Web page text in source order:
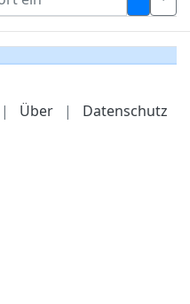
| Über | Datenschutz